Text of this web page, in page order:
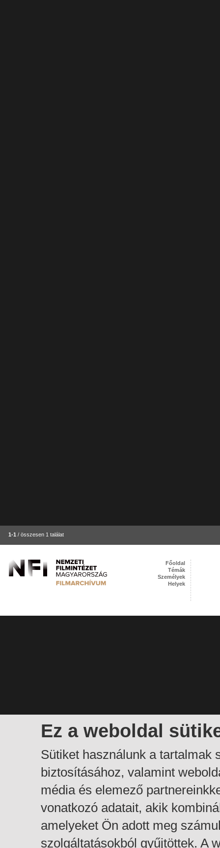
1-1 / összesen 1 találat
Ez a weboldal
Sütiket használunk a tartalmak
biztosításához, valamint
média és elemező
vonatkozó adatait, akik
amelyeket Ön adott meg
szolgáltatásokból gyűjtöttek. A
Főoldal
Témák
Személyek
Helyek